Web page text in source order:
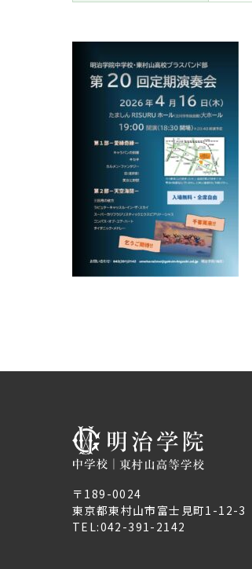
〒189-0024
東京都東村山市富士見町1-12-3
TEL:042-391-2142